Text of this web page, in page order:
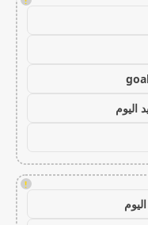
اليوم
!